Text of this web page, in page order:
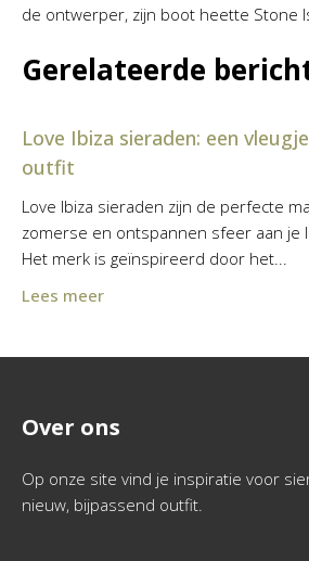
de ontwerper, zijn boot heette Stone
Gerelateerde
Love Ibiza sieraden: een
outfit
Love Ibiza sieraden zijn de perfecte
zomerse en ontspannen sfeer aan je
Het merk is geïnspireerd door het...
Lees meer
Over ons
Op onze site vind je inspiratie voor
nieuw, bijpassend outfit.